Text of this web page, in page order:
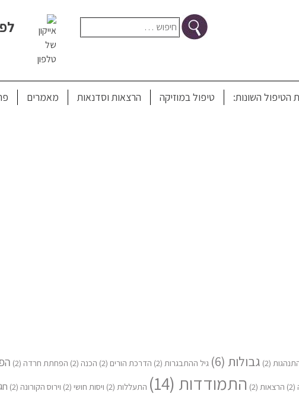
חיפוש:
הטיפול השונות: טיפול במוזיקה הרצאות וסדנאות מאמרים
(2) גבולות (6) גיל ההתבגרות (2) הדרכת הורים (2) הכנה (2) הפחתת חרדה (2)
(2) הרצאות (2) התמודדות (14) התעללות (2) ויסות חושי (2) וירוס הקורונה (2)